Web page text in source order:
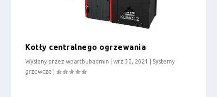
Kotły centralnego ogrzewania
Wysłany przezwpartbubadmin |wrz 30, 2021
Systemy
grzewcze
|